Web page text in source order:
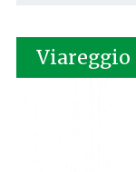
Viareggio